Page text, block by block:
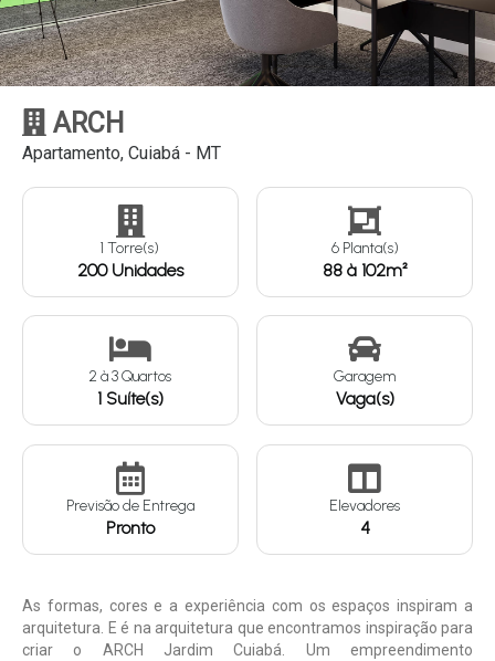
ARCH
Apartamento, Cuiabá - MT
1 Torre(s)
200 Unidades
6 Planta(s)
88 à 102m²
2 à3Quartos
1 Suíte(s)
Garagem
Vaga(s)
Previsão de Entrega
Pronto
Elevadores
4
As formas, cores e a experiência com os espaços inspiram a
arquitetura. E é na arquitetura que encontramos inspiração para
criar o ARCH Jardim Cuiabá. Um empreendimento
Continuar